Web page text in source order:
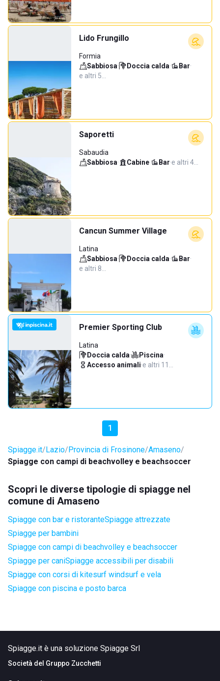
Lido Frungillo
Formia
Sabbiosa· Doccia calda· Bar·
e altri 5…
Saporetti
Sabaudia
Sabbiosa· Cabine· Bar·e altri 4…
Cancun Summer Village
Latina
Sabbiosa· Doccia calda· Bar·
e altri 8…
Premier Sporting Club
Latina
Doccia calda· Piscina·
Accesso animali·e altri 11…
1
Spiagge.it Lazio Provincia di Frosinone Amaseno
Spiagge con campi di beachvolley e beachsoccer
Scopri le diverse tipologie di spiagge nel
comune di Amaseno
Spiagge con bar e ristoranteSpiagge attrezzate
Spiagge per bambini
Spiagge con campi di beachvolley e beachsoccer
Spiagge per caniSpiagge accessibili per disabili
Spiagge con corsi di kitesurf windsurf e vela
Spiagge con piscina e posto barca
Spiagge.it è una soluzione Spiagge Srl
Società del Gruppo Zucchetti